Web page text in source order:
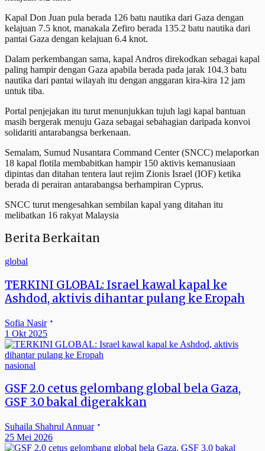
Kapal Don Juan pula berada 126 batu nautika dari Gaza dengan
kelajuan 7.5 knot, manakala Zefiro berada 135.2 batu nautika dari
pantai Gaza dengan kelajuan 6.4 knot.
Dalam perkembangan sama, kapal Andros direkodkan sebagai kapal
paling hampir dengan Gaza apabila berada pada jarak 104.3 batu
nautika dari pantai wilayah itu dengan anggaran kira-kira 12 jam
untuk tiba.
Portal penjejakan itu turut menunjukkan tujuh lagi kapal bantuan
masih bergerak menuju Gaza sebagai sebahagian daripada konvoi
solidariti antarabangsa berkenaan.
Semalam, Sumud Nusantara Command Center (SNCC) melaporkan
18 kapal flotila membabitkan hampir 150 aktivis kemanusiaan
dipintas dan ditahan tentera laut rejim Zionis Israel (IOF) ketika
berada di perairan antarabangsa berhampiran Cyprus.
SNCC turut mengesahkan sembilan kapal yang ditahan itu
melibatkan 16 rakyat Malaysia
Berita Berkaitan
global
TERKINI GLOBAL: Israel kawal kapal ke
Ashdod, aktivis dihantar pulang ke Eropah
Sofia Nasir
1 Okt 2025
nasional
GSF 2.0 cetus gelombang global bela Gaza,
GSF 3.0 bakal digerakkan
Suhaila Shahrul Annuar
25 Mei 2026